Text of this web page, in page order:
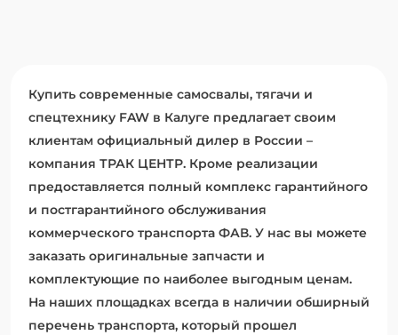
Купить современные самосвалы, тягачи и
спецтехнику FAW в Калуге предлагает своим
клиентам официальный дилер в России –
компания ТРАК ЦЕНТР. Кроме реализации
предоставляется полный комплекс гарантийного
и постгарантийного обслуживания
коммерческого транспорта ФАВ. У нас вы можете
заказать оригинальные запчасти и
комплектующие по наиболее выгодным ценам.
На наших площадках всегда в наличии обширный
перечень транспорта, который прошел